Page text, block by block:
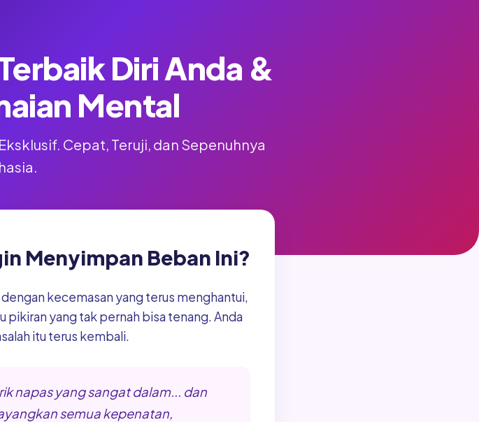
Diri Anda &
Mental
Cepat, Teruji, dan Sepenuhnya
Menyimpan Beban Ini?
kecemasan yang terus menghantui,
pikiran yang tak pernah bisa tenang. Anda
itu terus kembali.
napas yang sangat dalam... dan
semua kepenatan,